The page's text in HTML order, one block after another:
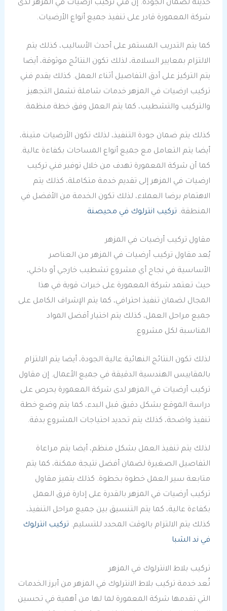
حديثة لضمان الجودة. إن فني تركيب ارضيات في المزهر لدى
شركة المعمورة قادر على تنفيذ جميع أنواع الأرضيات.
كما يتم التدريب المستمر على أحدث الأساليب، كذلك يتم
الالتزام بمعايير السلامة، لذلك تكون النتائج موثوقة، أيضا
يتم التركيز على أدق التفاصيل أثناء العمل. كذلك يقدم فني
تركيب ارضيات في المزهر خدمات شاملة تشمل التجهيز
والتركيب والتشطيب، كما يتم العمل وفق خطة منظمة.
كذلك يتم ضمان جودة التنفيذ، لذلك تكون الأرضيات متينة،
أيضا يتم التعامل مع جميع أنواع المساحات بكفاءة عالية.
كما أن شركة المعمورة تهدف من خلال توفير فني تركيب
ارضيات في المزهر إلى تقديم خدمة متكاملة، كذلك يتم
الاهتمام برضا العملاء، لذلك تكون الخدمة من الأفضل في
المنطقة. تركيب انترلوك في محيصنة
مقاول تركيب أرضيات في المزهر
يُعد مقاول تركيب أرضيات في المزهر من العناصر
الأساسية في نجاح أي مشروع تشطيب خارجي أو داخلي،
حيث تعتمد شركة المعمورة على خبرات قوية في هذا
المجال لضمان تنفيذ احترافي، كما يتم الإشراف الكامل على
جميع مراحل العمل، كذلك يتم اختيار أفضل المواد
المناسبة لكل مشروع.
لذلك تكون النتائج النهائية عالية الجودة، أيضا يتم الالتزام
بالمقاييس الهندسية الدقيقة في جميع الأعمال. إن مقاول
تركيب أرضيات في المزهر لدى شركة المعمورة يحرص على
دراسة الموقع بشكل دقيق قبل البدء، كما يتم وضع خطة
تنفيذ واضحة، كذلك يتم تحديد احتياجات المشروع بدقة.
لذلك يتم تنفيذ العمل بشكل منظم، أيضا يتم مراعاة
التفاصيل الصغيرة لضمان أفضل نتيجة ممكنة، كما يتم
متابعة سير العمل خطوة بخطوة. كذلك يتميز مقاول
تركيب أرضيات في المزهر بالقدرة على إدارة فرق العمل
بكفاءة عالية، كما يتم التنسيق بين جميع مراحل التنفيذ،
كذلك يتم الالتزام بالوقت المحدد للتسليم. تركيب انترلوك
في ند الشبا
تركيب بلاط الانترلوك في المزهر
تُعد خدمة تركيب بلاط الانترلوك في المزهر من أبرز الخدمات
التي تقدمها شركة المعمورة لما لها من أهمية في تحسين